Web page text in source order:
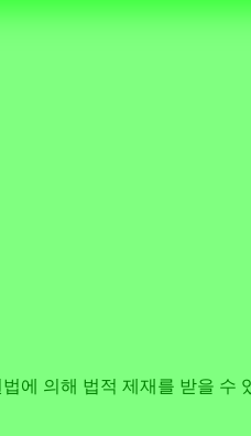
에 의해 법적 제재를 받을 수